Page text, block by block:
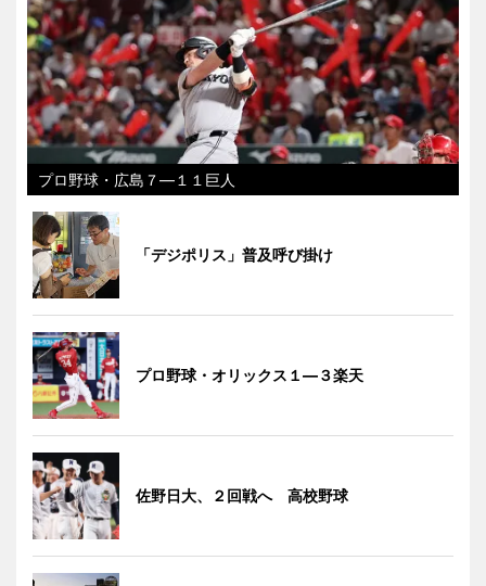
プロ野球・広島７―１１巨人
「デジポリス」普及呼び掛け
プロ野球・オリックス１―３楽天
佐野日大、２回戦へ 高校野球